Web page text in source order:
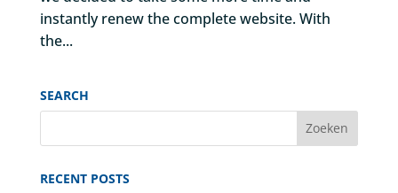
instantly renew the complete website. With
the...
SEARCH
RECENT POSTS